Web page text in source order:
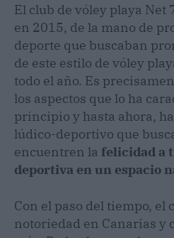
El club de vóley playa Net
en 2015, de la mano de
deporte que buscaban
de este estilo de vóley
todo el año. Es
los aspectos que lo ha
principio y hasta ahora,
lúdico-deportivo que
encuentren la felicidad a
deportiva en un espacio
Con el paso del tiempo, el
notoriedad en Canarias y